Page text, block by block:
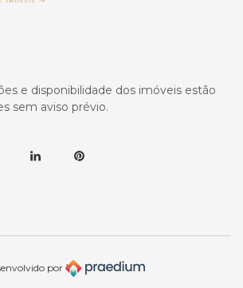
e disponibilidade dos imóveis estão
sem aviso prévio.
LinkedinPinterest
por